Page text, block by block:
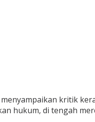
menyampaikan kritik
hukum, di tengah